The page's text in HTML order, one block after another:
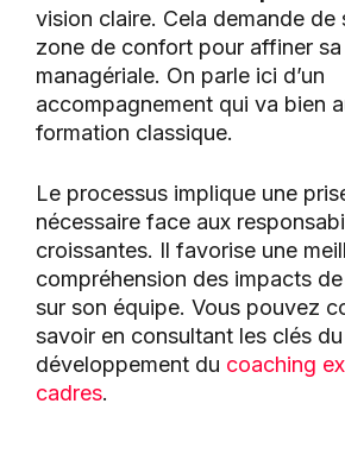
vision claire. Cela demande de
zone de confort pour affiner
managériale. On parle ici d’un
accompagnement qui va bien
formation classique.
Le processus implique une
nécessaire face aux
croissantes. Il favorise une
compréhension des impacts
sur son équipe. Vous pouvez
savoir en consultant les clés du
développement du coaching
cadres.